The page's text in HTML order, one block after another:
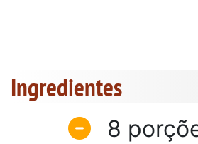
Ingredientes
8